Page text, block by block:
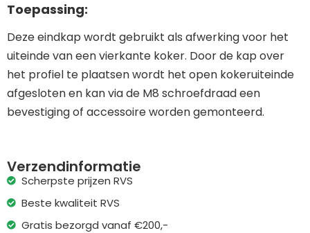
Toepassing:
Deze eindkap wordt gebruikt als afwerking voor het
uiteinde van een vierkante koker. Door de kap over
het profiel te plaatsen wordt het open kokeruiteinde
afgesloten en kan via de M8 schroefdraad een
bevestiging of accessoire worden gemonteerd.
Verzendinformatie
Scherpste prijzen RVS
Beste kwaliteit RVS
Gratis bezorgd vanaf €200,-